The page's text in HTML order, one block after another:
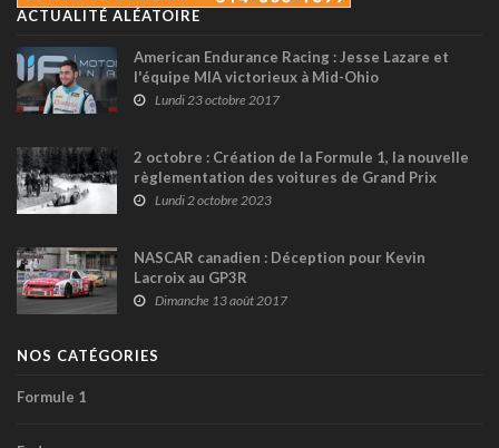
ACTUALITÉ ALÉATOIRE
American Endurance Racing : Jesse Lazare et
l'équipe MIA victorieux à Mid-Ohio
Lundi 23 octobre 2017
2 octobre : Création de la Formule 1, la nouvelle
règlementation des voitures de Grand Prix
Lundi 2 octobre 2023
NASCAR canadien : Déception pour Kevin
Lacroix au GP3R
Dimanche 13 août 2017
NOS CATÉGORIES
Formule 1